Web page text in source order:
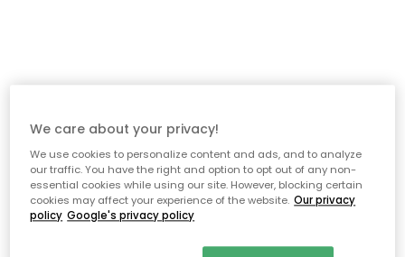
We care about your privacy!
We use cookies to personalize content and ads, and to analyze
our traffic. You have the right and option to opt out of any non-
essential cookies while using our site. However, blocking certain
cookies may affect your experience of the website. Our privacy
policy Google's privacy policy